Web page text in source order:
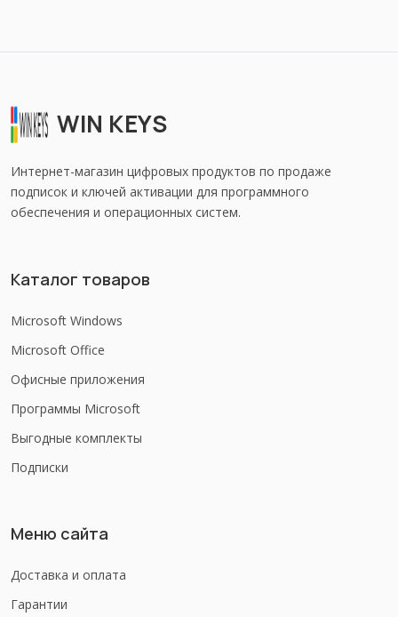
WIN KEYS
Интернет-магазин цифровых продуктов по продаже
подписок и ключей активации для программного
обеспечения и операционных систем.
Каталог товаров
Microsoft Windows
Microsoft Office
Офисные приложения
Программы Microsoft
Выгодные комплекты
Подписки
Меню сайта
Доставка и оплата
Гарантии